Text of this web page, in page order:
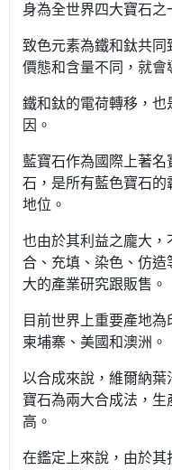
身為全世界四大寶石之
致色元素為鐵和鈦共
價態和含量不同，就會
鐵和鈦的電荷轉移，也
因。
藍寶石作為國際上著
石，是所有藍色寶石
地位。
也由於其利益之龐大
合、充填、染色、仿
大的產業研究跟販售。
目前世界上重要產地為
柬埔寨、美國和澳洲。
以合成來說，維爾納葉
寶石為兩大合成法，
高。
在鑑定上來說，由於其